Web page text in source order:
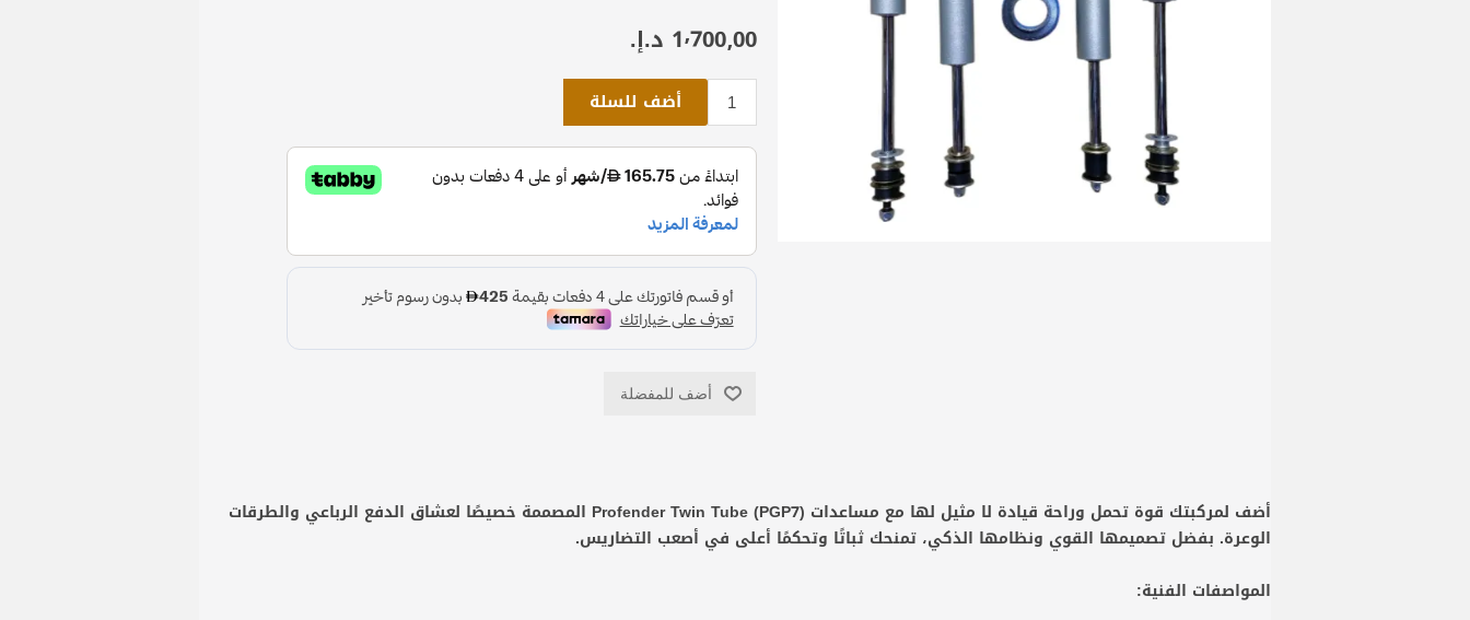
1٬700٫00 د.إ.‏
أضف للسلة
أضف للمفضلة
أضف لمركبتك قوة تحمل وراحة قيادة لا مثيل لها مع مساعدات Profender Twin Tube (PGP7) المصممة خصيصًا لعشاق الدفع الرباعي والطرقات
الوعرة. بفضل تصميمها القوي ونظامها الذكي، تمنحك ثباتًا وتحكمًا أعلى في أصعب التضاريس.
المواصفات الفنية: